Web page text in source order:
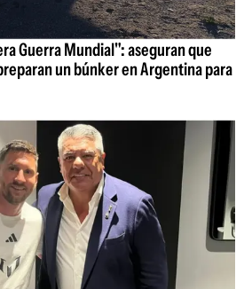
Guerra Mundial": aseguran que
un búnker en Argentina para